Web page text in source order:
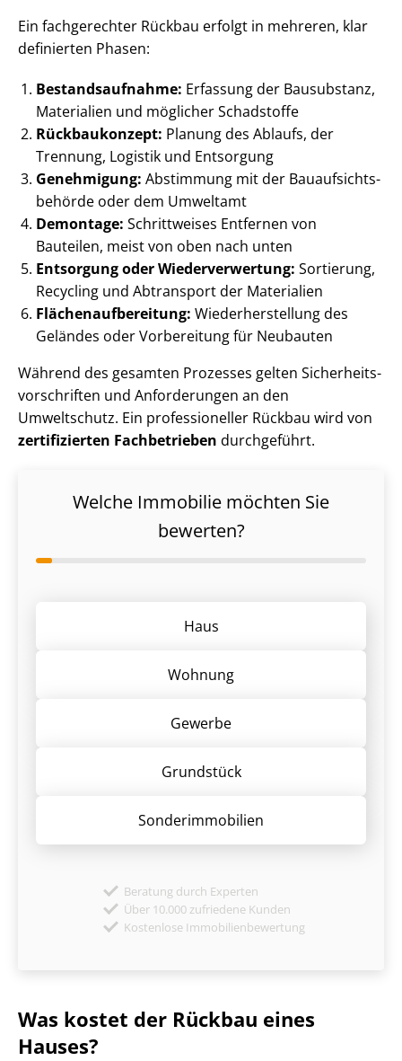
Ein fachgerechter Rückbau erfolgt in mehreren, klar
definierten Phasen:
Be­stands­auf­nah­me: Erfassung der Bausubstanz,
Materialien und möglicher Schadstoffe
Rückbaukonzept: Planung des Ablaufs, der
Trennung, Logistik und Entsorgung
Genehmigung: Abstimmung mit der Bau­auf­sichts­
be­hör­de oder dem Umweltamt
Demontage: Schrittweises Entfernen von
Bauteilen, meist von oben nach unten
Entsorgung oder Wie­der­ver­wer­tung: Sortierung,
Recycling und Abtransport der Materialien
Flä­chen­auf­be­rei­tung: Wie­der­her­stel­lung des
Geländes oder Vorbereitung für Neubauten
Während des gesamten Prozesses gelten Si­cher­heits­
vor­schrif­ten und Anforderungen an den
Umweltschutz. Ein professioneller Rückbau wird von
zertifizierten Fachbetrieben durchgeführt.
Welche Immobilie möchten Sie
bewerten?
Haus
Wohnung
Gewerbe
Grund­stück
Sonder­immobilien
Beratung durch Experten
Über 10.000 zufriedene Kunden
Kostenlose Immobilienbewertung
Was kostet der Rückbau eines
Hauses?